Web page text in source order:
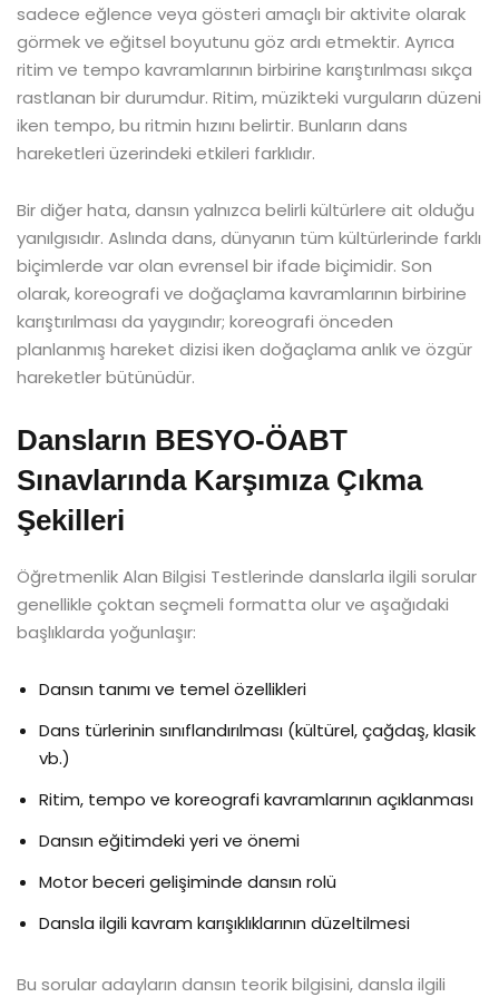
sadece eğlence veya gösteri amaçlı bir aktivite olarak
görmek ve eğitsel boyutunu göz ardı etmektir. Ayrıca
ritim ve tempo kavramlarının birbirine karıştırılması sıkça
rastlanan bir durumdur. Ritim, müzikteki vurguların düzeni
iken tempo, bu ritmin hızını belirtir. Bunların dans
hareketleri üzerindeki etkileri farklıdır.
Bir diğer hata, dansın yalnızca belirli kültürlere ait olduğu
yanılgısıdır. Aslında dans, dünyanın tüm kültürlerinde farklı
biçimlerde var olan evrensel bir ifade biçimidir. Son
olarak, koreografi ve doğaçlama kavramlarının birbirine
karıştırılması da yaygındır; koreografi önceden
planlanmış hareket dizisi iken doğaçlama anlık ve özgür
hareketler bütünüdür.
Dansların BESYO-ÖABT
Sınavlarında Karşımıza Çıkma
Şekilleri
Öğretmenlik Alan Bilgisi Testlerinde danslarla ilgili sorular
genellikle çoktan seçmeli formatta olur ve aşağıdaki
başlıklarda yoğunlaşır:
Dansın tanımı ve temel özellikleri
Dans türlerinin sınıflandırılması (kültürel, çağdaş, klasik
vb.)
Ritim, tempo ve koreografi kavramlarının açıklanması
Dansın eğitimdeki yeri ve önemi
Motor beceri gelişiminde dansın rolü
Dansla ilgili kavram karışıklıklarının düzeltilmesi
Bu sorular adayların dansın teorik bilgisini, dansla ilgili